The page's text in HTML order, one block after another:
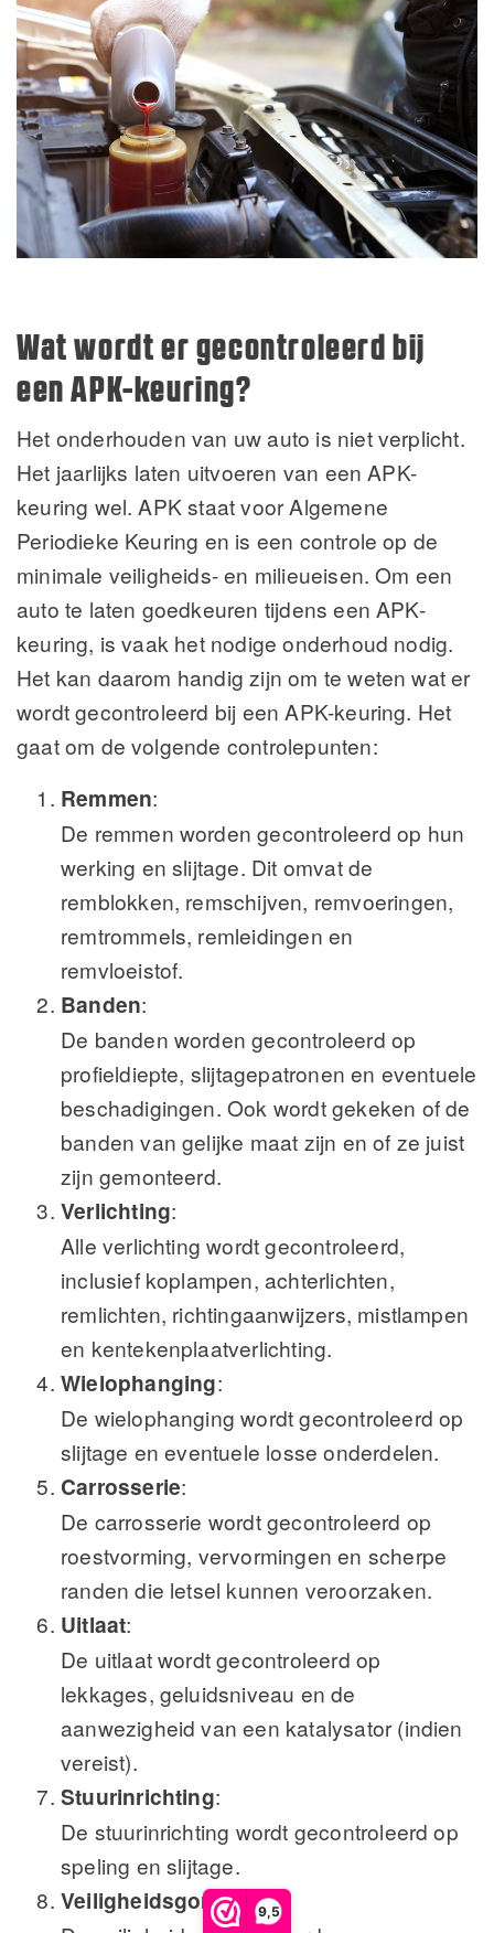
9,5
Wat wordt er gecontroleerd bij
een APK-keuring?
Het onderhouden van uw auto is niet verplicht.
Het jaarlijks laten uitvoeren van een APK-
keuring wel. APK staat voor Algemene
Periodieke Keuring en is een controle op de
minimale veiligheids- en milieueisen. Om een
auto te laten goedkeuren tijdens een APK-
keuring, is vaak het nodige onderhoud nodig.
Het kan daarom handig zijn om te weten wat er
wordt gecontroleerd bij een APK-keuring. Het
gaat om de volgende controlepunten:
Remmen:
De remmen worden gecontroleerd op hun
werking en slijtage. Dit omvat de
remblokken, remschijven, remvoeringen,
remtrommels, remleidingen en
remvloeistof.
Banden:
De banden worden gecontroleerd op
profieldiepte, slijtagepatronen en eventuele
beschadigingen. Ook wordt gekeken of de
banden van gelijke maat zijn en of ze juist
zijn gemonteerd.
Verlichting:
Alle verlichting wordt gecontroleerd,
inclusief koplampen, achterlichten,
remlichten, richtingaanwijzers, mistlampen
en kentekenplaatverlichting.
Wielophanging:
De wielophanging wordt gecontroleerd op
slijtage en eventuele losse onderdelen.
Carrosserie:
De carrosserie wordt gecontroleerd op
roestvorming, vervormingen en scherpe
randen die letsel kunnen veroorzaken.
Uitlaat:
De uitlaat wordt gecontroleerd op
lekkages, geluidsniveau en de
aanwezigheid van een katalysator (indien
vereist).
Stuurinrichting:
De stuurinrichting wordt gecontroleerd op
speling en slijtage.
Veiligheidsgordels :